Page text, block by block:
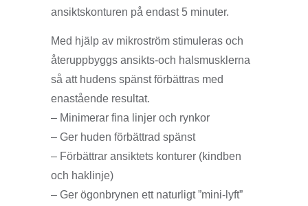
ansiktskonturen på endast 5 minuter.
Med hjälp av mikroström stimuleras och
återuppbyggs ansikts-och halsmusklerna
så att hudens spänst förbättras med
enastående resultat.
– Minimerar fina linjer och rynkor
– Ger huden förbättrad spänst
– Förbättrar ansiktets konturer (kindben
och haklinje)
– Ger ögonbrynen ett naturligt ”mini-lyft”